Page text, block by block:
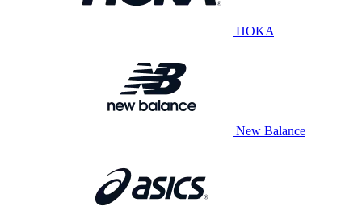
HOKA
New Balance